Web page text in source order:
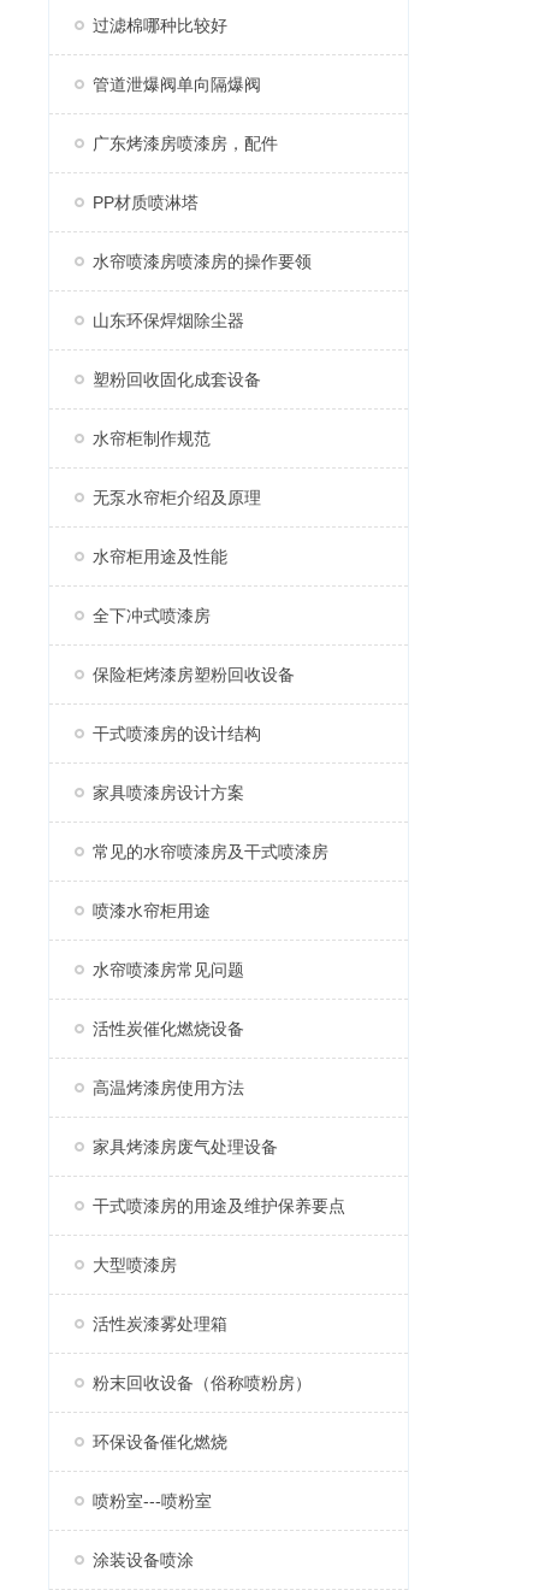
过滤棉哪种比较好
管道泄爆阀单向隔爆阀
广东烤漆房喷漆房，配件
PP材质喷淋塔
水帘喷漆房喷漆房的操作要领
山东环保焊烟除尘器
塑粉回收固化成套设备
水帘柜制作规范
无泵水帘柜介绍及原理
水帘柜用途及性能
全下冲式喷漆房
保险柜烤漆房塑粉回收设备
干式喷漆房的设计结构
家具喷漆房设计方案
常见的水帘喷漆房及干式喷漆房
喷漆水帘柜用途
水帘喷漆房常见问题
活性炭催化燃烧设备
高温烤漆房使用方法
家具烤漆房废气处理设备
干式喷漆房的用途及维护保养要点
大型喷漆房
活性炭漆雾处理箱
粉末回收设备（俗称喷粉房）
环保设备催化燃烧
喷粉室---喷粉室
涂装设备喷涂